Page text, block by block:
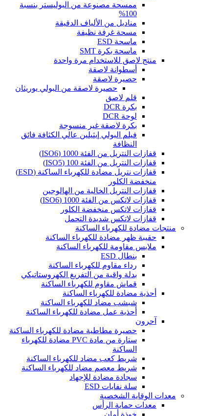
ممسحة مصنوعة من البوليستر بنسبة
100%
مناديل من الألياف الدقيقة
مسحة غرفة نظيفة
ماسحة ESD
ماسحة بكرة SMT
منتج لاصق للاستخدام مرة واحدة
أسطوانة لاصقة
حصيرة لاصقة
حصيرة لاصقة من البولي يوريثان
قلم لاصق
بكرة DCR
لوحة DCR
بكرة لاصقة غير منسوجة
فيلم البولي إيثيلين عالي الكثافة فائق
النظافة
قفازات النتريل من الفئة 1000 (ISO6)
قفازات النتريل من الفئة 100 (ISO5)
قفازات نتريل مضادة للكهرباء الساكنة (ESD)
منخفضة الكلور
قفازات النتريل الخالية من الهالوجين
قفازات لاتكس من الفئة 1000 (ISO6)
قفازات لاتكس منخفضة الكلور
قفازات لاتكس شديدة التحمل
منتجات مضادة للكهرباء الساكنة
حقيبة ظهر مضادة للكهرباء الساكنة
ملابس مقاومة للكهرباء الساكنة
بنطال ESD
رداء مقاوم للكهرباء الساكنة
بدلة واقية من التفريغ الكهروستاتيكي
قماش مقاوم للكهرباء الساكنة
أحذية مضادة للكهرباء الساكنة
شبشب مضاد للكهرباء الساكنة
أحذية عمل مضادة للكهرباء الساكنة
آحرون
حصيرة مطاطية مضادة للكهرباء الساكنة
ستارة من مادة PVC مضادة للكهرباء
الساكنة
شريط كعب مضاد للكهرباء الساكنة
شريط معصم مضاد للكهرباء الساكنة
سجادة مضادة للإجهاد
سلة نفايات ESD
معدات الوقاية الشخصية
معدات حماية الرأس
خوذة أمان